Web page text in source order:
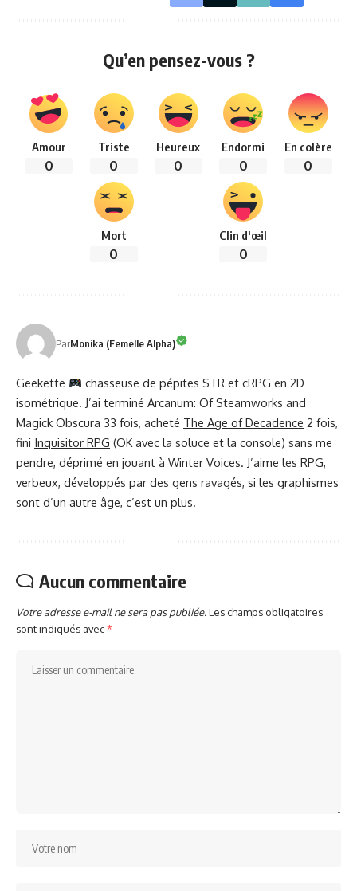
Qu’en pensez-vous ?
Amour
0
Triste
0
Heureux
0
Endormi
0
En colère
0
Mort
0
Clin d'œil
0
ParMonika (Femelle Alpha)
Geekette
chasseuse de pépites STR et cRPG en 2D
isométrique. J’ai terminé Arcanum: Of Steamworks and
Magick Obscura 33 fois, acheté The Age of Decadence 2 fois,
fini Inquisitor RPG (OK avec la soluce et la console) sans me
pendre, déprimé en jouant à Winter Voices. J’aime les RPG,
verbeux, développés par des gens ravagés, si les graphismes
sont d’un autre âge, c’est un plus.
Aucun commentaire
Votre adresse e-mail ne sera pas publiée.Les champs obligatoires
sont indiqués avec*